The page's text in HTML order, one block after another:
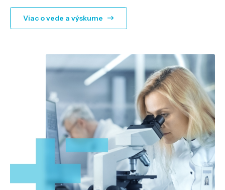
Viac o vede a výskume